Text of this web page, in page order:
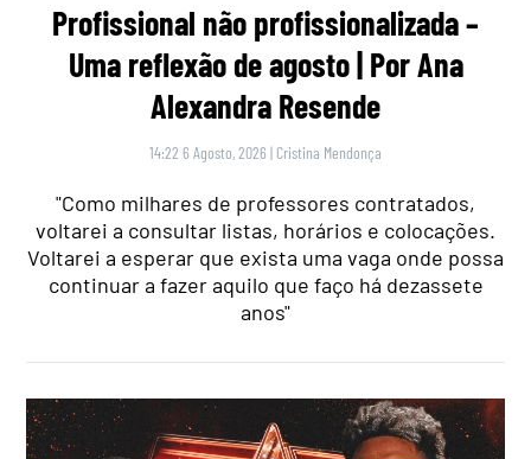
Profissional não profissionalizada –
Uma reflexão de agosto | Por Ana
Alexandra Resende
14:22 6 Agosto, 2026 | Cristina Mendonça
"Como milhares de professores contratados,
voltarei a consultar listas, horários e colocações.
Voltarei a esperar que exista uma vaga onde possa
continuar a fazer aquilo que faço há dezassete
anos"